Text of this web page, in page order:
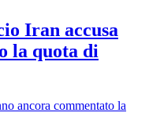
Iran accusa
la quota di
ancora commentato la